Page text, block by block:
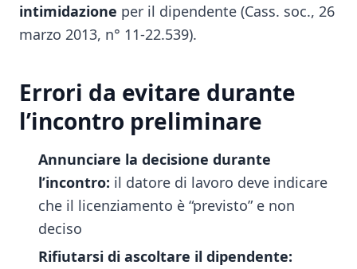
intimidazione per il dipendente (Cass. soc., 26
marzo 2013, n° 11-22.539).
Errori da evitare durante
l’incontro preliminare
Annunciare la decisione durante
l’incontro: il datore di lavoro deve indicare
che il licenziamento è “previsto” e non
deciso
Rifiutarsi di ascoltare il dipendente: